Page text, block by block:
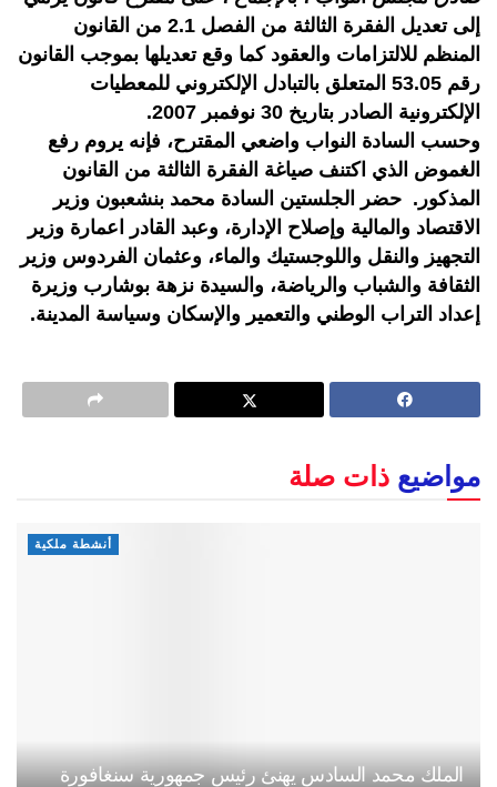
إلى تعديل الفقرة الثالثة من الفصل 2.1 من القانون
المنظم للالتزامات والعقود كما وقع تعديلها بموجب القانون
رقم 53.05 المتعلق بالتبادل الإلكتروني للمعطيات
الإلكترونية الصادر بتاريخ 30 نوفمبر 2007.
وحسب السادة النواب واضعي المقترح، فإنه يروم رفع
الغموض الذي اكتنف صياغة الفقرة الثالثة من القانون
المذكور. حضر الجلستين السادة محمد بنشعبون وزير
الاقتصاد والمالية وإصلاح الإدارة، وعبد القادر اعمارة وزير
التجهيز والنقل واللوجستيك والماء، وعثمان الفردوس وزير
الثقافة والشباب والرياضة، والسيدة نزهة بوشارب وزيرة
إعداد التراب الوطني والتعمير والإسكان وسياسة المدينة.
مواضيع ذات صلة
أنشطة ملكية
الملك محمد السادس يهنئ رئيس جمهورية سنغافورة